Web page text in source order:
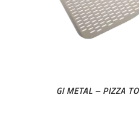
GI METAL – PIZZA